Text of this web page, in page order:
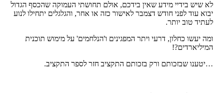
לא שיש בידיי מידע שאין בידכם, אולם תחושתי העמוקה שהכסף הגדול
יבוא עוד לפני חודש דצמבר לאישור כזה או אחר, והגלגלים יתחילו לנוע
לעתיד טוב יותר.
ומה יעשו כחלון, דרעי ויתר המפגינים ו'הנלחמים' על מימוש תוכנית
המיליארדים?!
…יטענו שבזכותם ורק בזכותם התקציב חזר לספר התקציב.